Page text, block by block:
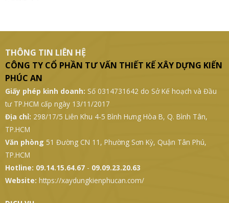
THÔNG TIN LIÊN HỆ
CÔNG TY CỔ PHẦN TƯ VẤN THIẾT KẾ XÂY DỰNG KIẾN
PHÚC AN
Giấy phép kinh doanh: Số 0314731642 do Sở Kế hoạch và Đầu
tư TP.HCM cấp ngày 13/11/2017
Địa chỉ: 298/17/5 Liên Khu 4-5 Bình Hưng Hòa B, Q. Bình Tân,
TP.HCM
Văn phòng 51 Đường CN 11, Phường Sơn Kỳ, Quận Tân Phú,
TP.HCM
Hotline: 09.14.15.64.67
09.09.23.20.63
Website: https://xaydungkienphucan.com/